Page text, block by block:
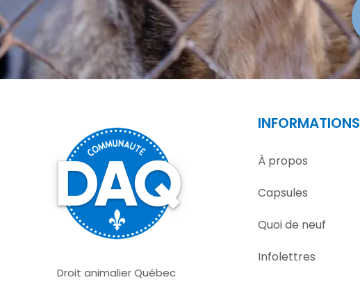
Droit animalier Québec
INFORMATIONS
À propos
Capsules
Quoi de neuf
Infolettres